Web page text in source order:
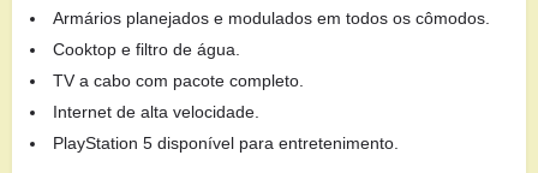
Armários planejados e modulados em todos os cômodos.
Cooktop e filtro de água.
TV a cabo com pacote completo.
Internet de alta velocidade.
PlayStation 5 disponível para entretenimento.